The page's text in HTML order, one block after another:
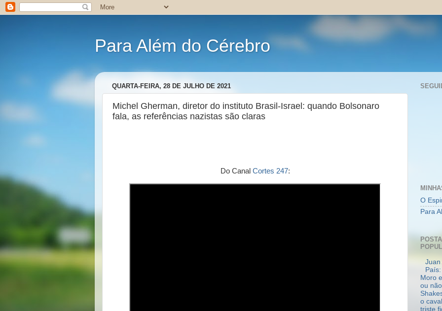
Para Além do Cérebro
QUARTA-FEIRA, 28 DE JULHO DE 2021
Michel Gherman, diretor do instituto Brasil-Israel: quando Bolsonaro
fala, as referências nazistas são claras
Do Canal Cortes 247:
O
Para
Juan
Moro
ou
o
triste